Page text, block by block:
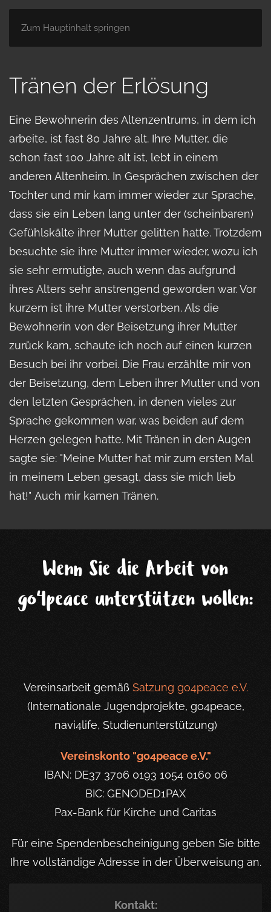
Zum Hauptinhalt springen
Tränen der Erlösung
Eine Bewohnerin des Altenzentrums, in dem ich
arbeite, ist fast 80 Jahre alt. Ihre Mutter, die
schon fast 100 Jahre alt ist, lebt in einem
anderen Altenheim. In Gesprächen zwischen der
Tochter und mir kam immer wieder zur Sprache,
dass sie ein Leben lang unter der (scheinbaren)
Gefühlskälte ihrer Mutter gelitten hatte. Trotzdem
besuchte sie ihre Mutter immer wieder, wozu ich
sie sehr ermutigte, auch wenn das aufgrund
ihres Alters sehr anstrengend geworden war. Vor
kurzem ist ihre Mutter verstorben. Als die
Bewohnerin von der Beisetzung ihrer Mutter
zurück kam, schaute ich noch auf einen kurzen
Besuch bei ihr vorbei. Die Frau erzählte mir von
der Beisetzung, dem Leben ihrer Mutter und von
den letzten Gesprächen, in denen vieles zur
Sprache gekommen war, was beiden auf dem
Herzen gelegen hatte. Mit Tränen in den Augen
sagte sie: "Meine Mutter hat mir zum ersten Mal
in meinem Leben gesagt, dass sie mich lieb
hat!" Auch mir kamen Tränen.
Wenn Sie die Arbeit von
go4peace unterstützen wollen:
Vereinsarbeit gemäß Satzung go4peace e.V.
(Internationale Jugendprojekte, go4peace,
navi4life, Studienunterstützung)
Vereinskonto "go4peace e.V."
IBAN: DE37 3706 0193 1054 0160 06
BIC: GENODED1PAX
Pax-Bank für Kirche und Caritas
Für eine Spendenbescheinigung geben Sie bitte
Ihre vollständige Adresse in der Überweisung an.
Kontakt: